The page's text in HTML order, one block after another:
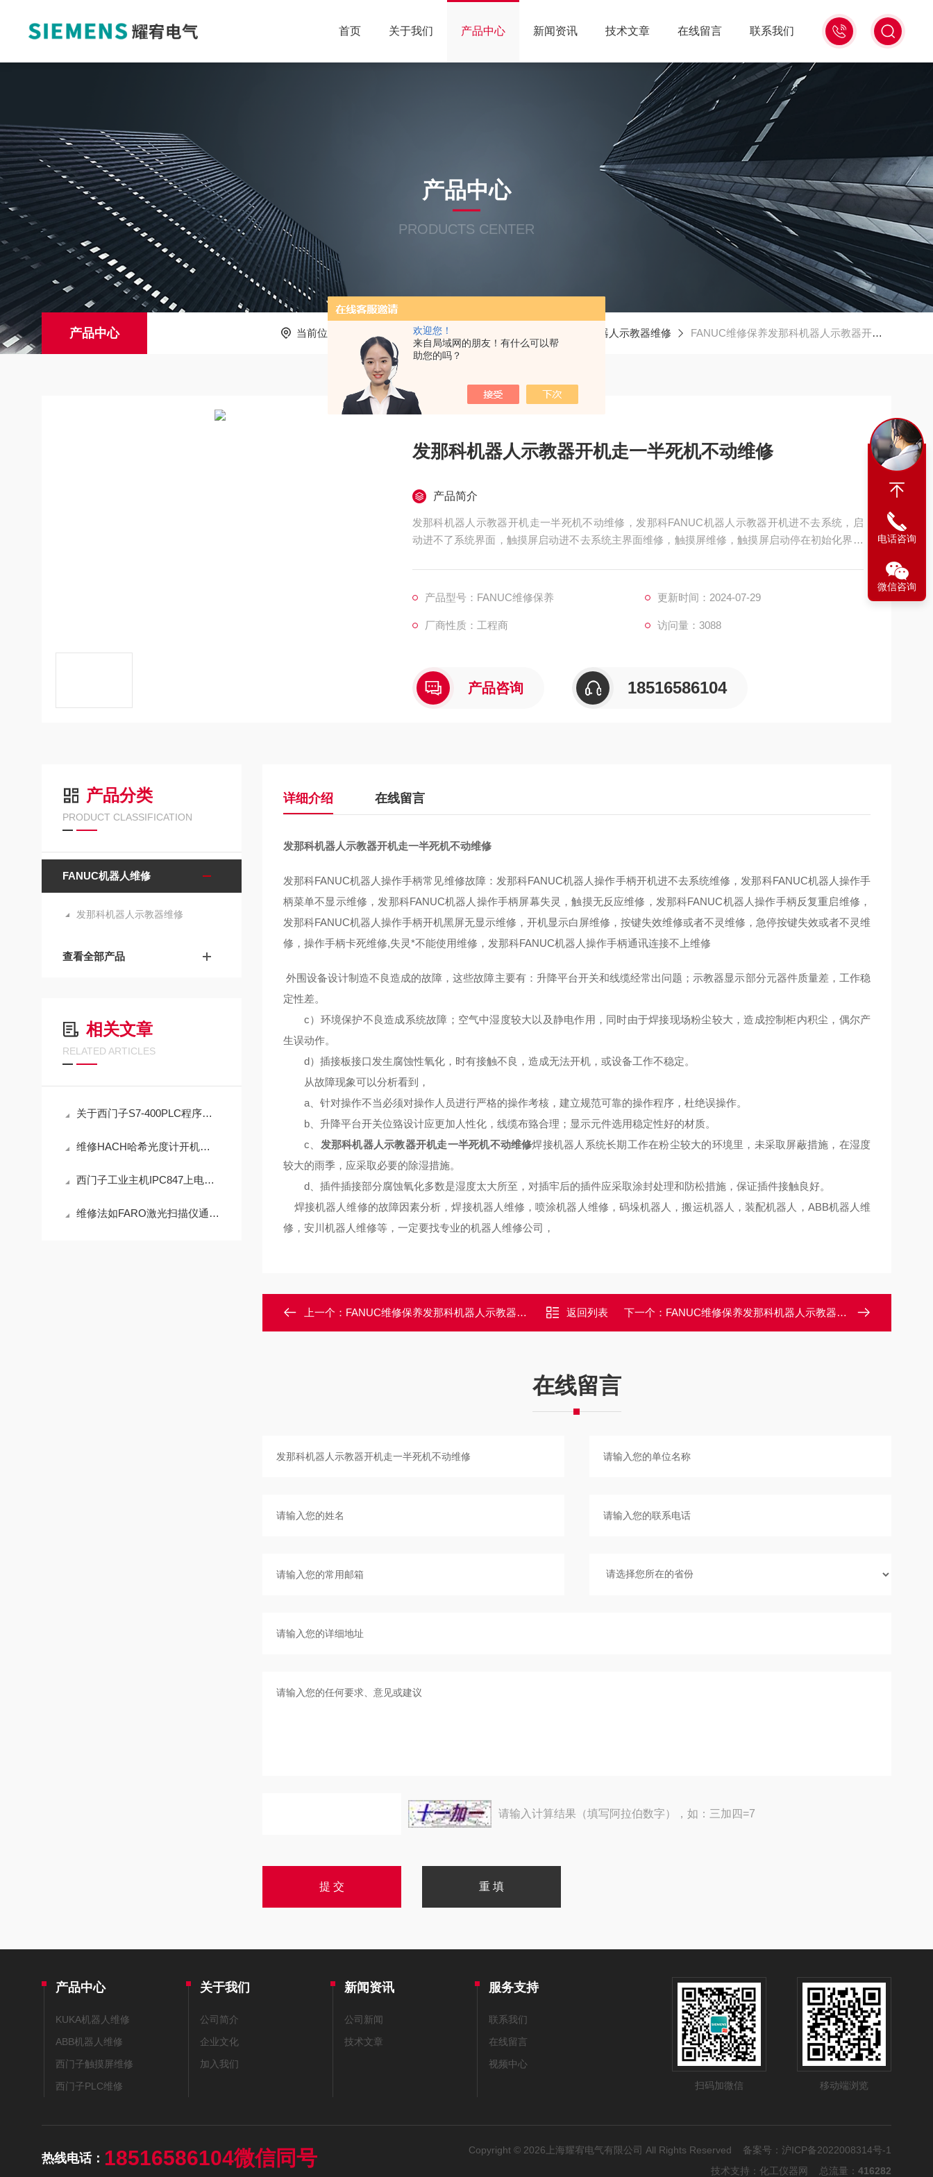
欢迎您！
来自局域网的朋友！有什么可以帮
助您的吗？
18516586104
微
首页 关于我们 产品中心 新闻资讯 技术文章 在线留言 联系我们
产品中心
PRODUCTS CENTER
产品中心 当前位置： 产品中心 发那科机器人示教器维修 FANUC维修保养发那科机器人示教器开机走一半死机不动维修
发那科机器人示教器开机走一半死机不动维修
产品简介
发那科机器人示教器开机走一半死机不动维修，发那科FANUC机器人示教器开机进不去系统，启
动进不了系统界面，触摸屏启动进不去系统主界面维修，触摸屏维修，触摸屏启动停在初始化界面
维修，触摸屏开机走一半不动维修，触摸屏开机不能进入程
产品型号：FANUC维修保养 更新时间：2024-07-29
厂商性质：工程商 访问量：3088
产品咨询 18516586104
产品分类
PRODUCT CLASSIFICATION
FANUC机器人维修
发那科机器人示教器维修
查看全部产品
相关文章
RELATED ARTICLES
关于西门子S7-400PLC程序上载密码解密方法技巧
维修HACH哈希光度计开机报错35-15（包修好故障）
西门子工业主机IPC847上电屏幕显示白屏维修方法
维修法如FARO激光扫描仪通电启动没反应（十年维修经验）
详细介绍 在线留言
发那科机器人示教器开机走一半死机不动维修
发那科FANUC机器人操作手柄常见维修故障：发那科FANUC机器人操作手柄开机进不去系统维修，发那科FANUC机器人操作手
柄菜单不显示维修，发那科FANUC机器人操作手柄屏幕失灵，触摸无反应维修，发那科FANUC机器人操作手柄反复重启维修，
发那科FANUC机器人操作手柄开机黑屏无显示维修，开机显示白屏维修，按键失效维修或者不灵维修，急停按键失效或者不灵维
修，操作手柄卡死维修,失灵*不能使用维修，发那科FANUC机器人操作手柄通讯连接不上维修
外围设备设计制造不良造成的故障，这些故障主要有：升降平台开关和线缆经常出问题；示教器显示部分元器件质量差，工作稳
定性差。
c）环境保护不良造成系统故障；空气中湿度较大以及静电作用，同时由于焊接现场粉尘较大，造成控制柜内积尘，偶尔产
生误动作。
d）插接板接口发生腐蚀性氧化，时有接触不良，造成无法开机，或设备工作不稳定。
从故障现象可以分析看到，
a、针对操作不当必须对操作人员进行严格的操作考核，建立规范可靠的操作程序，杜绝误操作。
b、升降平台开关位臵设计应更加人性化，线缆布臵合理；显示元件选用稳定性好的材质。
c、 发那科机器人示教器开机走一半死机不动维修焊接机器人系统长期工作在粉尘较大的环境里，未采取屏蔽措施，在湿度
较大的雨季，应采取必要的除湿措施。
d、插件插接部分腐蚀氧化多数是湿度太大所至，对插牢后的插件应采取涂封处理和防松措施，保证插件接触良好。
焊接机器人维修的故障因素分析，焊接机器人维修，喷涂机器人维修，码垛机器人，搬运机器人，装配机器人，ABB机器人维
修，安川机器人维修等，一定要找专业的机器人维修公司，
上一个： FANUC维修保养发那科机器人示教器开机停在启动界面不动 返回列表 下一个： FANUC维修保养发那科机器人示教器开机不能进入程序修理
在线留言
请输入计算结果（填写阿拉伯数字），如：三加四=7
产品中心
KUKA机器人维修
ABB机器人维修
西门子触摸屏维修
西门子PLC维修
关于我们
公司简介
企业文化
加入我们
新闻资讯
公司新闻
技术文章
服务支持
联系我们
在线留言
视频中心
扫码加微信
移动端浏览
热线电话： 18516586104微信同号 Copyright © 2026上海耀宥电气有限公司 All Rights Reserved 备案号： 沪ICP备2022008314号-1
技术支持： 化工仪器网 总流量： 416282
电话咨询
微信咨询